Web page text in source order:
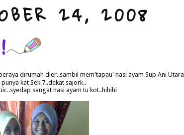
24, 2008
dirumah dier..sambil mem'tapau' nasi ayam Sup Ani Utara
kat Sek 7..dekat sajork..
sangat nasi ayam tu kot..hihihi